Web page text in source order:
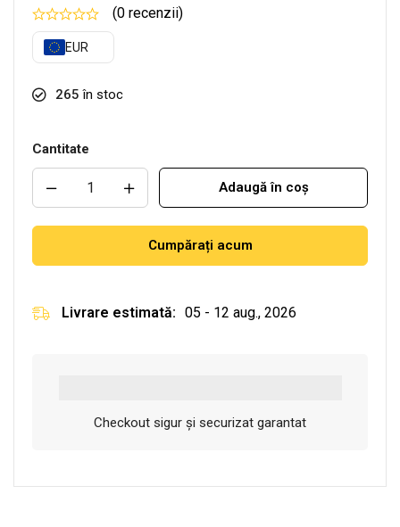
(0 recenzii)
EUR
265 în stoc
Cantitate
Adaugă în coș
Cumpărați acum
Livrare estimată: 05 - 12 aug., 2026
Checkout sigur și securizat garantat